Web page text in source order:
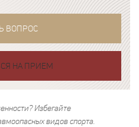
ВОПРОС
НА ПРИЕМ
Избегайте
видов спорта.